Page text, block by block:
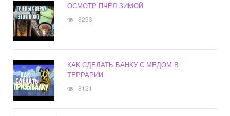
ОСМОТР ПЧЕЛ ЗИМОЙ
8293
КАК СДЕЛАТЬ БАНКУ С МЕДОМ В
ТЕРРАРИИ
8121